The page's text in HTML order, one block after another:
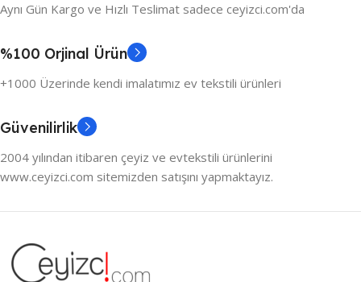
Aynı Gün Kargo ve Hızlı Teslimat sadece ceyizci.com'da
%100 Orjinal Ürün
+1000 Üzerinde kendi imalatımız ev tekstili ürünleri
Güvenilirlik
2004 yılından itibaren çeyiz ve evtekstili ürünlerini
www.ceyizci.com sitemizden satışını yapmaktayız.